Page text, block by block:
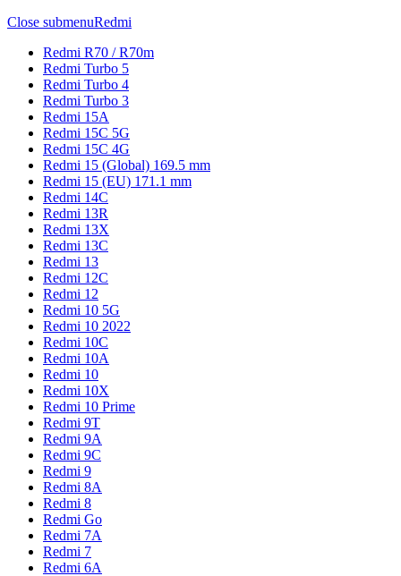
Close submenuRedmi
Redmi R70 / R70m
Redmi Turbo 5
Redmi Turbo 4
Redmi Turbo 3
Redmi 15A
Redmi 15C 5G
Redmi 15C 4G
Redmi 15 (Global) 169.5 mm
Redmi 15 (EU) 171.1 mm
Redmi 14C
Redmi 13R
Redmi 13X
Redmi 13C
Redmi 13
Redmi 12C
Redmi 12
Redmi 10 5G
Redmi 10 2022
Redmi 10C
Redmi 10A
Redmi 10
Redmi 10X
Redmi 10 Prime
Redmi 9T
Redmi 9A
Redmi 9C
Redmi 9
Redmi 8A
Redmi 8
Redmi Go
Redmi 7A
Redmi 7
Redmi 6A